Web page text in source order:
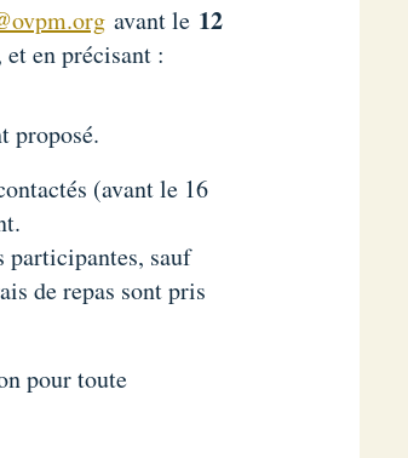
avant le 12
en précisant :
proposé.
(avant le 16
participantes, sauf
de repas sont pris
pour toute